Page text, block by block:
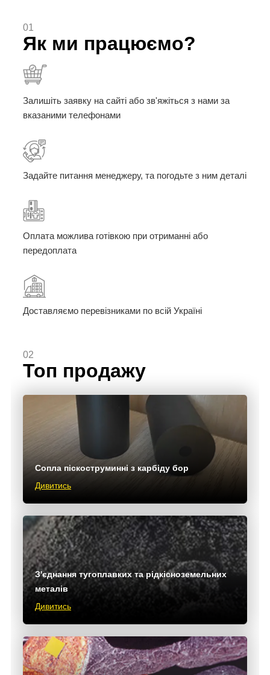
01
Як ми працюємо?
Залишіть заявку на сайті або зв'яжіться з нами за
вказаними телефонами
Задайте питання менеджеру, та погодьте з ним деталі
Оплата можлива готівкою при отриманні або
передоплата
Доставляємо перевізниками по всій Україні
02
Топ продажу
Сопла піскоструминні з карбіду бор
Дивитись
З'єднання тугоплавких та рідкісноземельних
металів
Дивитись